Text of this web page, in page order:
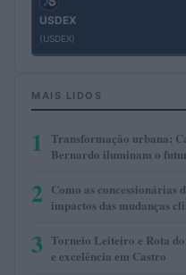
USDEX
(USDEX)
MAIS LIDOS
1 Transformação urbana:
Bernardo iluminam o
2 Como as concessionárias
impactos das mudanças
3 Torneio Leiteiro e Rota
e excelência em Castro